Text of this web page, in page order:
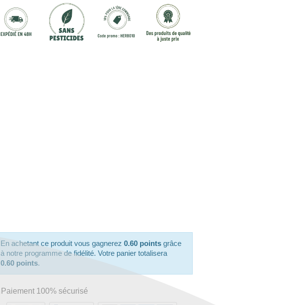
En achetant ce produit vous gagnerez0.60 points grâce
à notre programme de fidélité. Votre panier totalisera
0.60 points.
Paiement 100% sécurisé